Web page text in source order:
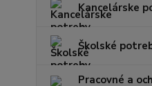
Kancelárske
Školské
Pracovné a